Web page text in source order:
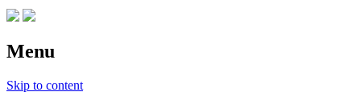
Menu
Skip to content